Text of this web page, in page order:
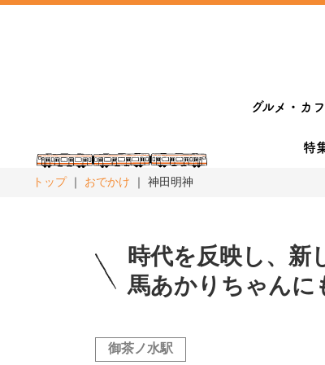
グルメ・カ
特
トップ おでかけ 神田明神
時代を反映し、新
馬あかりちゃんに
御茶ノ水駅